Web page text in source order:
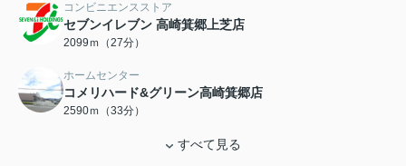
コンビニエンスストア
セブンイレブン 高崎箕郷上芝店
2099ｍ（27分）
ホームセンター
コメリハード&グリーン高崎箕郷店
2590ｍ（33分）
すべて見る